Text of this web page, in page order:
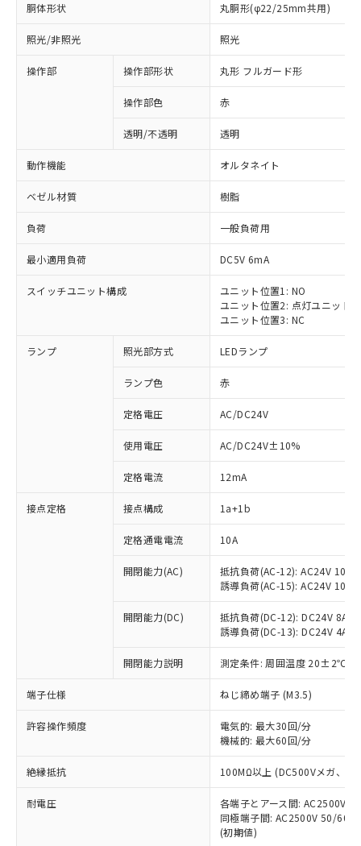
胴体形状 丸胴形(φ22/25mm共用)
照光/非照光 照光
操作部 操作部形状 丸形 フルガード形
操作部色 赤
透明/不透明 透明
動作機能 オルタネイト
ベゼル材質 樹脂
負荷 一般負荷用
最小適用負荷 DC5V 6mA
スイッチユニット構成
ユニット位置1: NO
ユニット位置2: 点灯ユニット
ユニット位置3: NC
ランプ 照光部方式 LEDランプ
ランプ色 赤
定格電圧 AC/DC24V
使用電圧 AC/DC24V±10%
定格電流 12mA
接点定格 接点構成 1a+1b
定格通電電流 10A
開閉能力(AC)
抵抗負荷(AC-12): AC24V 10A/
誘導負荷(AC-15): AC24V
開閉能力(DC)
抵抗負荷(DC-12): DC24V 8A/
誘導負荷(DC-13): DC24V 4A/
開閉能力説明 測定条件: 周囲温度 20±2℃、
端子仕様 ねじ締め端子 (M3.5)
許容操作頻度
電気的: 最大30回/分
機械的: 最大60回/分
絶縁抵抗 100MΩ以上 (DC500Vメガ、点
耐電圧
各端子とアース間: AC2500V
同極端子間: AC2500V 50/
(初期値)
ご利用条件
ご利用ください。
本サービスは、当社制御機器事業取扱
商品の当社在庫状況および標準価格
(税抜)を提供させていただくもので
当社制御機器事業取扱商品の中には、
本サービスの対象外となる商品もある
ことをご了承ください。
在庫状況および標準価格照会結果は、
対応済み：EU RoHS指令（10物質）の
非含有に対応した製品が提供可能な商品で
対応予定：EU RoHS指令（10物質）の非含
有に対応した製品に切り替える予定のある
対応予定なし：EU RoHS指令（10物質）の
非含有に非対応の商品で、対応品を出す予
定はありません。
調査・確認中：EU RoHS指令（10物質）の
非含有の対応状況を調査中または確認中の
害物質有無と関係のない商品です。
仕入先様の事情により、非含有部品として
いたものが、含有品と判明した場合などや
むを得ず変更することがあります。
※1 中国RoHS○×表
「○」：最大均質材料含有率が中国RoHSの
基準値以下であることを示します。
「×」：最大均質材料含有率が中国RoHSの
基準値を超えていることを示します。
「－」：未確認です。当社販売部門へお問
当社は、これら貴社製品のうち、外国
為替および外国貿易法に定める商品